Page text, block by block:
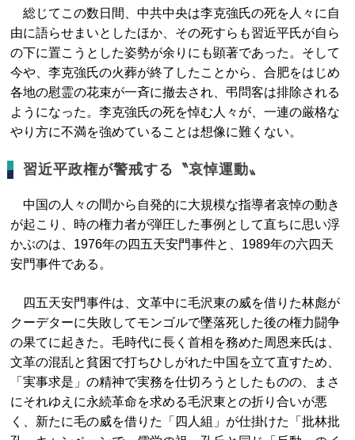
総じてこの数日間、中共中央は李克強氏の死を人々に自
由に語らせまいとしたほか、その死すらも習近平氏が自ら
の下に置こうとした姿勢が余りにも顕著であった。そして
今や、李克強氏の火葬が終了したことから、合肥をはじめ
各地の慰霊の花束が一斉に撤去され、弔問客は排除される
ようになった。李克強氏の死を悼む人々が、一連の厳格な
やり方に不満を強めていることは想像に難くない。
習近平政権が警戒する〝哀悼運動〟
中国の人々の間から自発的に大規模な指導者哀悼の動き
が起こり、時の権力者が弾圧した事例として直ちに思い浮
かぶのは、1976年の四五天安門事件と、1989年の六四天
安門事件である。
四五天安門事件は、文革中に毛沢東の威を借りた林彪が
クーデターに失敗してモンゴルで墜落死した後の権力闘争
の果てに起きた。毛時代に長く首相を務めた周恩来氏は、
文革の混乱と貧困で打ちひしがれた中国を立て直すため、
「実事求是」の精神で実務を仕切ろうとしたものの、まさ
にそれゆえに永続革命を求める毛沢東との折り合いが悪
く、新たに毛の威を借りた「四人組」が仕掛けた「批林批